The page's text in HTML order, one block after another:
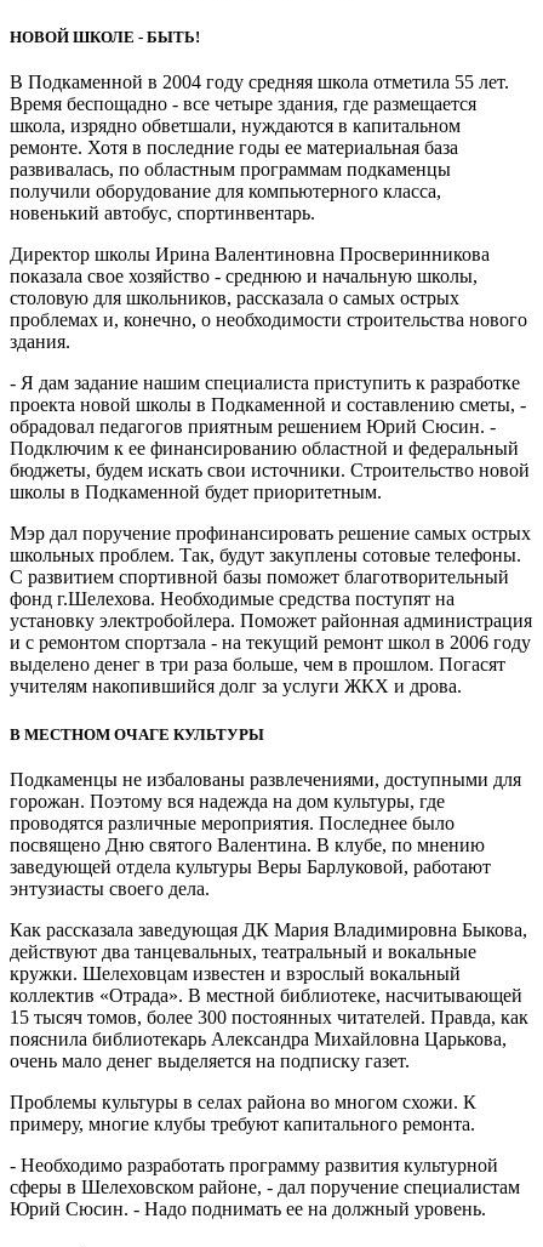
НОВОЙ ШКОЛЕ - БЫТЬ!
В Подкаменной в 2004 году средняя школа отметила 55 лет.
Время беспощадно - все четыре здания, где размещается
школа, изрядно обветшали, нуждаются в капитальном
ремонте. Хотя в последние годы ее материальная база
развивалась, по областным программам подкаменцы
получили оборудование для компьютерного класса,
новенький автобус, спортинвентарь.
Директор школы Ирина Валентиновна Просверинникова
показала свое хозяйство - среднюю и начальную школы,
столовую для школьников, рассказала о самых острых
проблемах и, конечно, о необходимости строительства нового
здания.
- Я дам задание нашим специалиста приступить к разработке
проекта новой школы в Подкаменной и составлению сметы, -
обрадовал педагогов приятным решением Юрий Сюсин. -
Подключим к ее финансированию областной и федеральный
бюджеты, будем искать свои источники. Строительство новой
школы в Подкаменной будет приоритетным.
Мэр дал поручение профинансировать решение самых острых
школьных проблем. Так, будут закуплены сотовые телефоны.
С развитием спортивной базы поможет благотворительный
фонд г.Шелехова. Необходимые средства поступят на
установку электробойлера. Поможет районная администрация
и с ремонтом спортзала - на текущий ремонт школ в 2006 году
выделено денег в три раза больше, чем в прошлом. Погасят
учителям накопившийся долг за услуги ЖКХ и дрова.
В МЕСТНОМ ОЧАГЕ КУЛЬТУРЫ
Подкаменцы не избалованы развлечениями, доступными для
горожан. Поэтому вся надежда на дом культуры, где
проводятся различные мероприятия. Последнее было
посвящено Дню святого Валентина. В клубе, по мнению
заведующей отдела культуры Веры Барлуковой, работают
энтузиасты своего дела.
Как рассказала заведующая ДК Мария Владимировна Быкова,
действуют два танцевальных, театральный и вокальные
кружки. Шелеховцам известен и взрослый вокальный
коллектив «Отрада». В местной библиотеке, насчитывающей
15 тысяч томов, более 300 постоянных читателей. Правда, как
пояснила библиотекарь Александра Михайловна Царькова,
очень мало денег выделяется на подписку газет.
Проблемы культуры в селах района во многом схожи. К
примеру, многие клубы требуют капитального ремонта.
- Необходимо разработать программу развития культурной
сферы в Шелеховском районе, - дал поручение специалистам
Юрий Сюсин. - Надо поднимать ее на должный уровень.